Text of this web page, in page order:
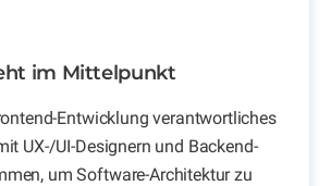
im Mittelpunkt
Entwicklung verantwortliches
UX-/UI-Designern und Backend-
um Software-Architektur zu